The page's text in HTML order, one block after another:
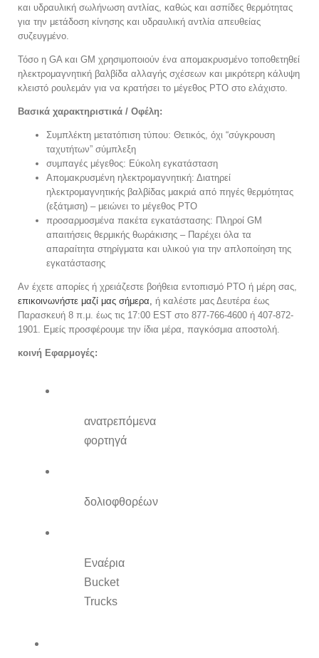
και υδραυλική σωλήνωση αντλίας, καθώς και ασπίδες θερμότητας
για την μετάδοση κίνησης και υδραυλική αντλία απευθείας
συζευγμένο.
Τόσο η GA και GM χρησιμοποιούν ένα απομακρυσμένο τοποθετηθεί
ηλεκτρομαγνητική βαλβίδα αλλαγής σχέσεων και μικρότερη κάλυψη
κλειστό ρουλεμάν για να κρατήσει το μέγεθος PTO στο ελάχιστο.
Βασικά χαρακτηριστικά / Οφέλη:
Συμπλέκτη μετατόπιση τύπου: Θετικός, όχι “σύγκρουση
ταχυτήτων” σύμπλεξη
συμπαγές μέγεθος: Εύκολη εγκατάσταση
Απομακρυσμένη ηλεκτρομαγνητική: Διατηρεί
ηλεκτρομαγνητικής βαλβίδας μακριά από πηγές θερμότητας
(εξάτμιση) – μειώνει το μέγεθος PTO
προσαρμοσμένα πακέτα εγκατάστασης: Πληροί GM
απαιτήσεις θερμικής θωράκισης – Παρέχει όλα τα
απαραίτητα στηρίγματα και υλικού για την απλοποίηση της
εγκατάστασης
Αν έχετε απορίες ή χρειάζεστε βοήθεια εντοπισμό PTO ή μέρη σας,
επικοινωνήστε μαζί μας σήμερα, ή καλέστε μας Δευτέρα έως
Παρασκευή 8 π.μ. έως τις 17:00 EST στο 877-766-4600 ή 407-872-
1901. Εμείς προσφέρουμε την ίδια μέρα, παγκόσμια αποστολή.
κοινή Εφαρμογές:
ανατρεπόμενα
φορτηγά
δολιοφθορέων
Εναέρια
Bucket
Trucks